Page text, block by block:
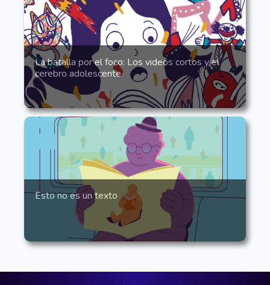
La batalla por el foco: Los videos cortos y el
cerebro adolescente
Esto no es un texto